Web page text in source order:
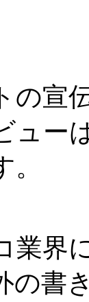
の宣
ュー
業界
の書